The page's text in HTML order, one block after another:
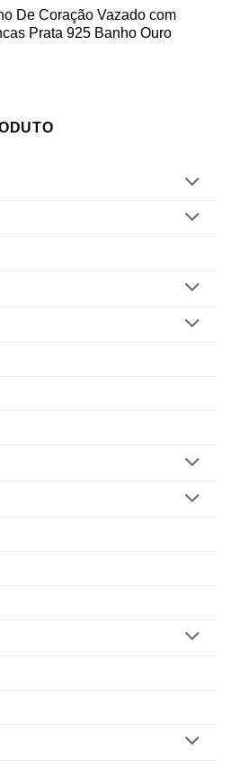
De Coração Vazado com
Prata 925 Banho Ouro